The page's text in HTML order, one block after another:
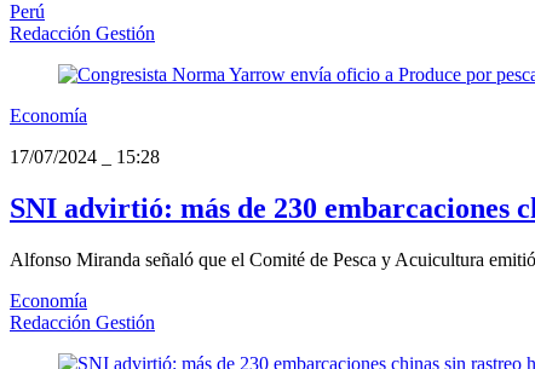
Perú
Redacción Gestión
Economía
17/07/2024
15:28
SNI advirtió: más de 230 embarcaciones
Alfonso Miranda señaló que el Comité de Pesca y Acuicultura
Economía
Redacción Gestión